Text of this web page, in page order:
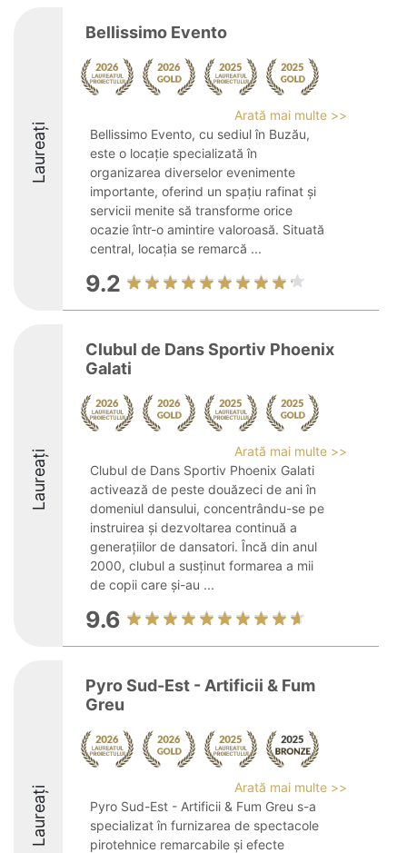
Laureați
Bellissimo Evento
Arată mai multe >>
Bellissimo Evento, cu sediul în Buzău,
este o locație specializată în
organizarea diverselor evenimente
importante, oferind un spațiu rafinat și
servicii menite să transforme orice
ocazie într-o amintire valoroasă. Situată
central, locația se remarcă ...
9.2
Laureați
Clubul de Dans Sportiv Phoenix
Galati
Arată mai multe >>
Clubul de Dans Sportiv Phoenix Galati
activează de peste douăzeci de ani în
domeniul dansului, concentrându-se pe
instruirea și dezvoltarea continuă a
generațiilor de dansatori. Încă din anul
2000, clubul a susținut formarea a mii
de copii care și-au ...
9.6
Laureați
Pyro Sud-Est - Artificii & Fum
Greu
Arată mai multe >>
Pyro Sud-Est - Artificii & Fum Greu s-a
specializat în furnizarea de spectacole
pirotehnice remarcabile și efecte